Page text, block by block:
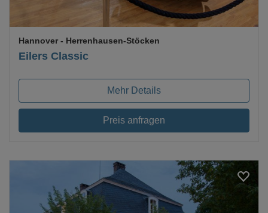
Eilers Classic
Hannover - Herrenhausen-Stöcken
Mehr Details
Preis anfragen